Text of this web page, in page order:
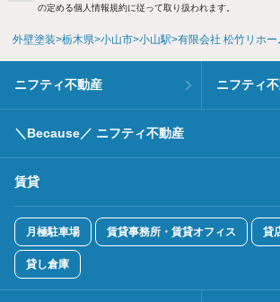
の定める個人情報規約に従って取り扱われます。
外壁塗装 栃木県 小山市 小山駅 有限会社 松竹リホー
ニフティ不動産 ニフティ
＼Because／ ニフティ不動産
賃貸
月極駐車場 賃貸事務所・賃貸オフィス 貸
貸し倉庫